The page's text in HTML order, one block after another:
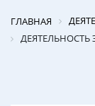
ГЛАВНАЯ